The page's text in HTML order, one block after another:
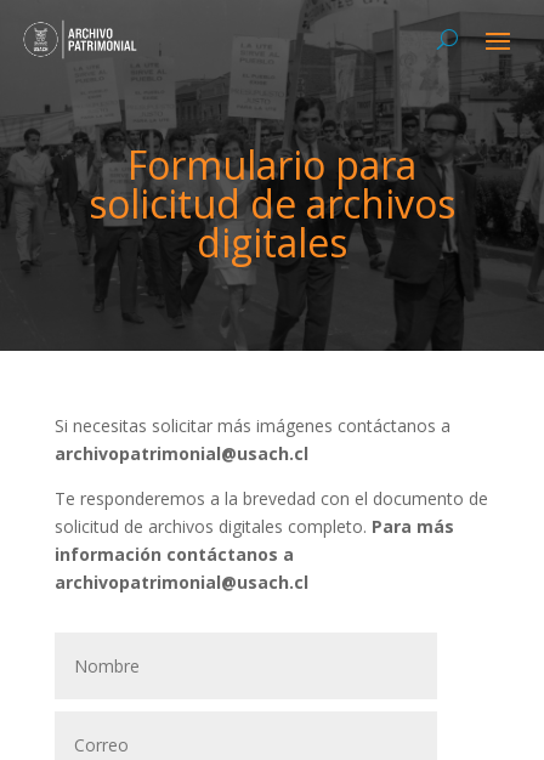
Formulario para
solicitud de archivos
digitales
Si necesitas solicitar más imágenes contáctanos a
archivopatrimonial@usach.cl
Te responderemos a la brevedad con el documento de
solicitud de archivos digitales completo. Para más
información contáctanos a
archivopatrimonial@usach.cl